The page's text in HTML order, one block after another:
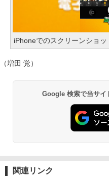
iPhoneでのスクリーンショッ
（増田 覚）
Google 検索で当サイ
関連リンク